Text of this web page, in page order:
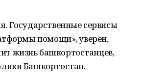
Государственные сервисы
помощи», уверен,
жизнь башкортостанцев,
Башкортостан.